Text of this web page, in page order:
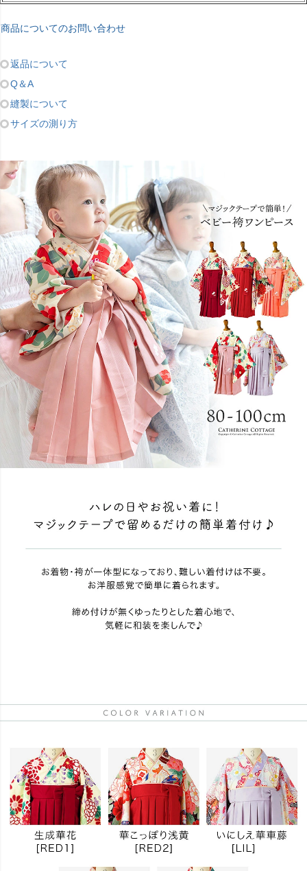
商品についてのお問い合わせ
返品について
Q＆A
縫製について
サイズの測り方